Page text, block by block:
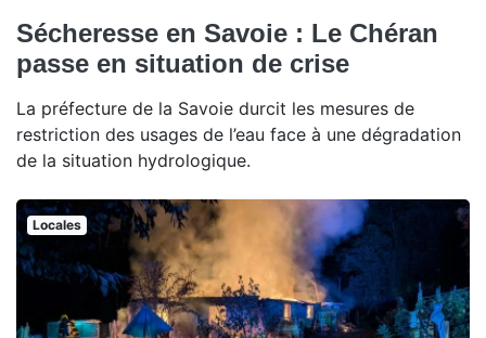
Sécheresse en Savoie : Le Chéran
passe en situation de crise
La préfecture de la Savoie durcit les mesures de
restriction des usages de l’eau face à une dégradation
de la situation hydrologique.
Locales